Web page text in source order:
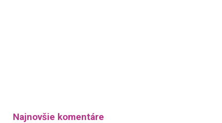
Najnovšie komentáre